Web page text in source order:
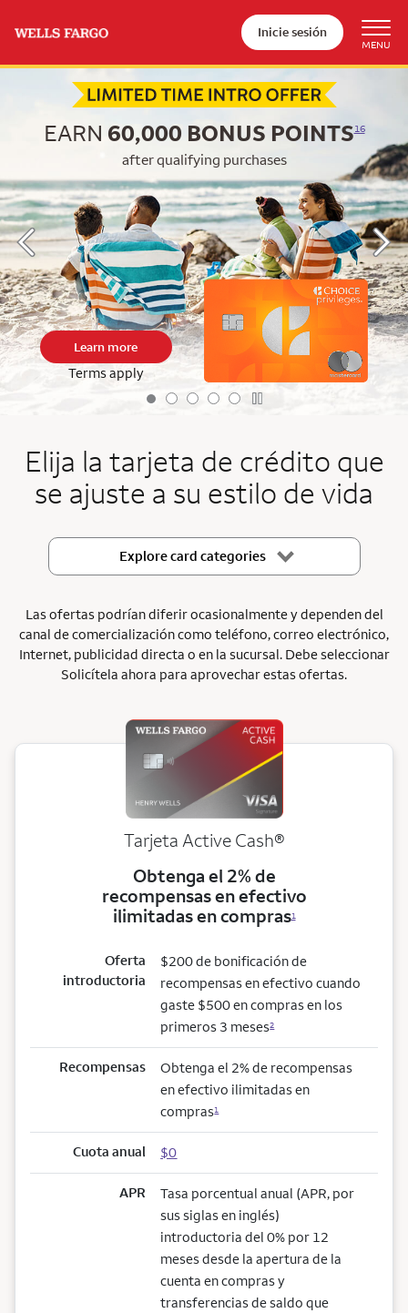
Inicie sesión
EARN 60,000 BONUS POINTS16
after qualifying purchases
Learn more
Terms apply
Elija la tarjeta de crédito que
se ajuste a su estilo de vida
Explore card categories
Las ofertas podrían diferir ocasionalmente y dependen del
canal de comercialización como teléfono, correo electrónico,
Internet, publicidad directa o en la sucursal. Debe seleccionar
Solicítela ahora para aprovechar estas ofertas.
Tarjeta Active Cash®
Obtenga el 2% de
recompensas en efectivo
ilimitadas en compras1
Oferta
introductoria
$200 de bonificación de
recompensas en efectivo cuando
gaste $500 en compras en los
primeros 3 meses2
Recompensas
Obtenga el 2% de recompensas
en efectivo ilimitadas en
compras1
Cuota anual $0
APR
Tasa porcentual anual (APR, por
sus siglas en inglés)
introductoria del 0% por 12
meses desde la apertura de la
cuenta en compras y
transferencias de saldo que